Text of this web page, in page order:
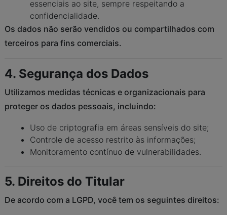
essenciais ao site, sempre respeitando a
confidencialidade.
Os dados não serão vendidos ou compartilhados com
terceiros para fins comerciais.
4. Segurança dos Dados
Utilizamos medidas técnicas e organizacionais para
proteger os dados pessoais, incluindo:
Uso de criptografia em áreas sensíveis do site;
Controle de acesso restrito às informações;
Monitoramento contínuo de vulnerabilidades.
5. Direitos do Titular
De acordo com a LGPD, você tem os seguintes direitos: